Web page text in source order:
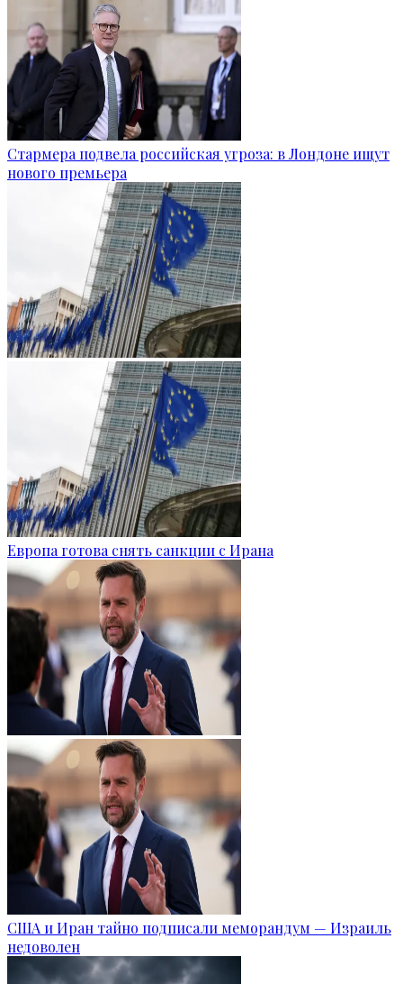
Стармера подвела российская угроза: в Лондоне ищут
нового премьера
Европа готова снять санкции с Ирана
США и Иран тайно подписали меморандум — Израиль
недоволен